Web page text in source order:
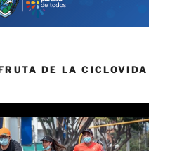
DE LA CICLOVIDA